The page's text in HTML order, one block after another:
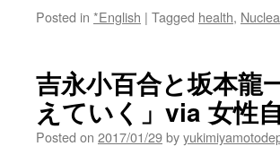
Posted in *English | Tagged health,
吉永小百合と坂本龍
えていく」via 女性
Posted on 2017/01/29by